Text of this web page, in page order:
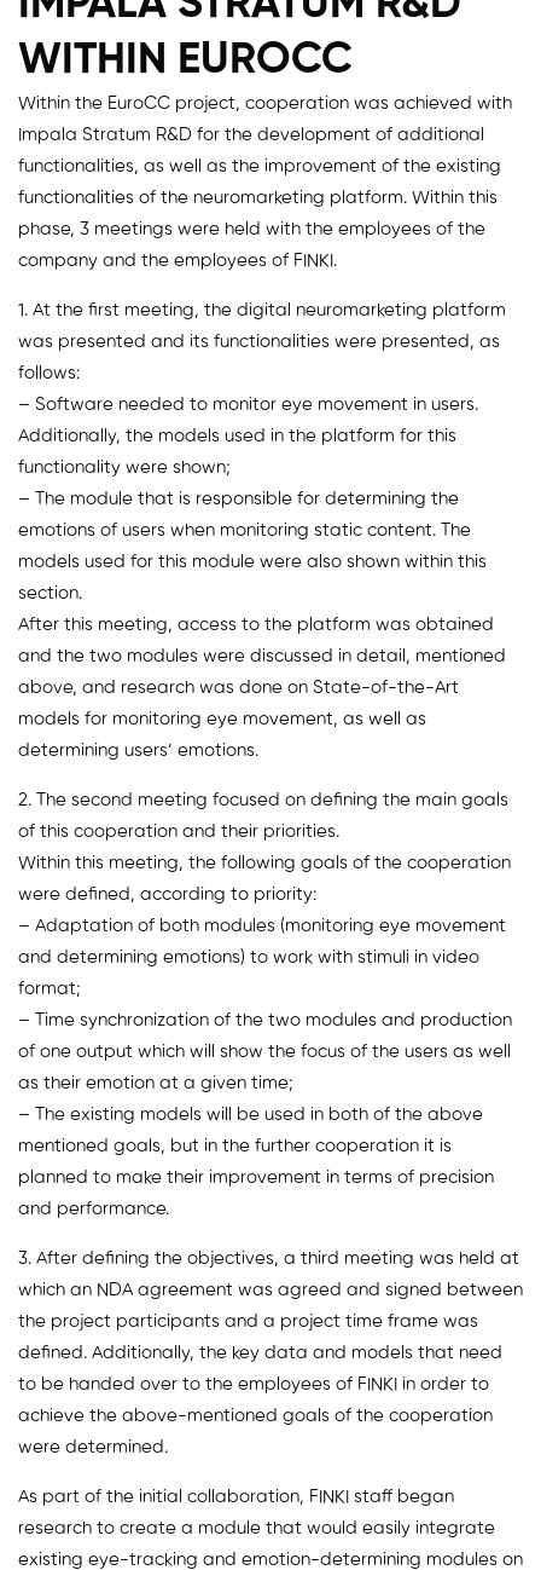
WITHIN EUROCC
Within the EuroCC project, cooperation was achieved with
Impala Stratum R&D for the development of additional
functionalities, as well as the improvement of the existing
functionalities of the neuromarketing platform. Within this
phase, 3 meetings were held with the employees of the
company and the employees of FINKI.
1. At the first meeting, the digital neuromarketing platform
was presented and its functionalities were presented, as
follows:
– Software needed to monitor eye movement in users.
Additionally, the models used in the platform for this
functionality were shown;
– The module that is responsible for determining the
emotions of users when monitoring static content. The
models used for this module were also shown within this
section.
After this meeting, access to the platform was obtained
and the two modules were discussed in detail, mentioned
above, and research was done on State-of-the-Art
models for monitoring eye movement, as well as
determining users’ emotions.
2. The second meeting focused on defining the main goals
of this cooperation and their priorities.
Within this meeting, the following goals of the cooperation
were defined, according to priority:
– Adaptation of both modules (monitoring eye movement
and determining emotions) to work with stimuli in video
format;
– Time synchronization of the two modules and production
of one output which will show the focus of the users as well
as their emotion at a given time;
– The existing models will be used in both of the above
mentioned goals, but in the further cooperation it is
planned to make their improvement in terms of precision
and performance.
3. After defining the objectives, a third meeting was held at
which an NDA agreement was agreed and signed between
the project participants and a project time frame was
defined. Additionally, the key data and models that need
to be handed over to the employees of FINKI in order to
achieve the above-mentioned goals of the cooperation
were determined.
As part of the initial collaboration, FINKI staff began
research to create a module that would easily integrate
existing eye-tracking and emotion-determining modules on